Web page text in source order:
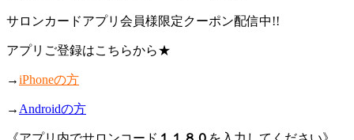
サロンカードアプリ会員様限定クーポン配信中!!
アプリご登録はこちらから★
→iPhoneの方
→ Androidの方